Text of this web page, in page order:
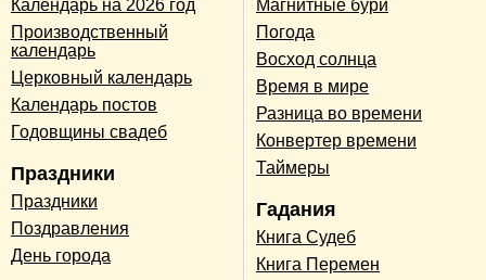
Календарь на 2026 год
Производственный
календарь
Церковный календарь
Календарь постов
Годовщины свадеб
Праздники
Праздники
Поздравления
День города
Магнитные бури
Погода
Восход солнца
Время в мире
Разница во времени
Конвертер времени
Таймеры
Гадания
Книга Судеб
Книга Перемен